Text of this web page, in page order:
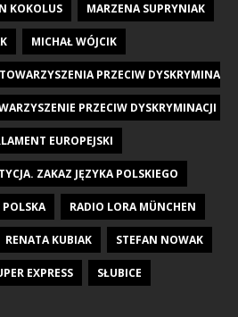
KOKOLUS MARZENA SUPRYNIAK
MICHAŁ WÓJCIK
PRZECIW
PRZECIW DYSKRYMINACJI
EUROPEJSKI
ZAKAZ JĘZYKA POLSKIEGO
POLSKA RADIO LORA MÜNCHEN
RENATA KUBIAK STEFAN NOWAK
EXPRESS SŁUBICE